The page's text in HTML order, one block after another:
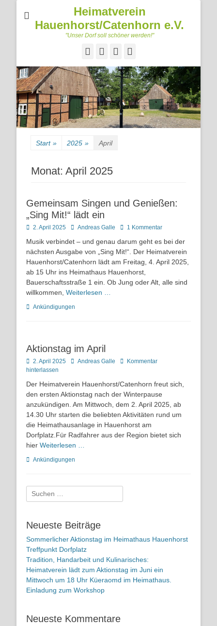
Heimatverein
Hauenhorst/Catenhorn e.V.
"Unser Dorf soll schöner werden!"
FacebookGoogleplus
Start » 2025 » April
Monat: April 2025
Gemeinsam Singen und Genießen:
„Sing Mit!“ lädt ein
Posted
2. April 2025 AutorAndreas Galle 1 Kommentar
Musik verbindet – und genau darum geht es bei der
nächsten Ausgabe von „Sing Mit!“. Der Heimatverein
Hauenhorst/Catenhorn lädt am Freitag, 4. April 2025,
ab 15 Uhr ins Heimathaus Hauenhorst,
Bauerschaftsstraße 1 ein. Ob Jung oder Alt, alle sind
willkommen, Weiterlesen …
Kategorien
Ankündigungen
Aktionstag im April
Posted
on
2. April 2025 AutorAndreas Galle
Kommentar
hinterlassen
Der Heimatverein Hauenhorst/Catenhorn freut sich,
den ersten Aktionstag nach der Winterpause
anzukündigen. Am Mittwoch, dem 2. April 2025, ab
14.30 Uhr starten die beliebten Aktivitäten rund um
die Heimathausanlage in Hauenhorst am
Dorfplatz.Für Radfahrer aus der Region bietet sich
hier Weiterlesen …
Kategorien
Ankündigungen
Suchen
nach:
Neueste Beiträge
Sommerlicher Aktionstag im Heimathaus Hauenhorst
Treffpunkt Dorfplatz
Tradition, Handarbeit und Kulinarisches:
Heimatverein lädt zum Aktionstag im Juni ein
Mittwoch um 18 Uhr Küeraomd im Heimathaus.
Einladung zum Workshop
Neueste Kommentare